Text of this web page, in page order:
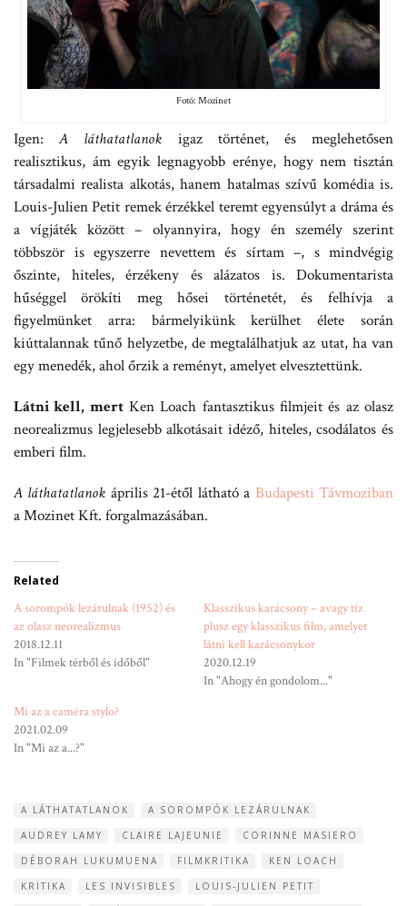
Fotó: Mozinet
Igen:A láthatatlanok igaz történet, és meglehetősen
realisztikus, ám egyik legnagyobb erénye, hogy nem tisztán
társadalmi realista alkotás, hanem hatalmas szívű komédia is.
Louis-Julien Petit remek érzékkel teremt egyensúlyt a dráma és
a vígjáték között – olyannyira, hogy én személy szerint
többször is egyszerre nevettem és sírtam –, s mindvégig
őszinte, hiteles, érzékeny és alázatos is. Dokumentarista
hűséggel örökíti meg hősei történetét, és felhívja a
figyelmünket arra: bármelyikünk kerülhet élete során
kiúttalannak tűnő helyzetbe, de megtalálhatjuk az utat, ha van
egy menedék, ahol őrzik a reményt, amelyet elvesztettünk.
Látni kell, mertKen Loach fantasztikus filmjeit és az olasz
neorealizmus legjelesebb alkotásait idéző, hiteles, csodálatos és
emberi film.
A láthatatlanok április 21-étől látható a Budapesti Távmoziban
a Mozinet Kft. forgalmazásában.
Related
A sorompók lezárulnak (1952) és
az olasz neorealizmus
2018.12.11
In "Filmek térből és időből"
Klasszikus karácsony – avagy tíz
plusz egy klasszikus film, amelyet
látni kell karácsonykor
2020.12.19
In "Ahogy én gondolom..."
Mi az a caméra stylo?
2021.02.09
In "Mi az a...?"
A LÁTHATATLANOK
A SOROMPÓK LEZÁRULNAK
AUDREY LAMY
CLAIRE LAJEUNIE
CORINNE MASIERO
DÉBORAH LUKUMUENA
FILMKRITIKA
KEN LOACH
KRITIKA
LES INVISIBLES
LOUIS-JULIEN PETIT